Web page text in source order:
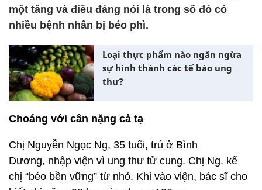
một tăng và điều đáng nói là trong số đó có
nhiều bệnh nhân bị béo phì.
Loại thực phẩm nào ngăn ngừa
sự hình thành các tế bào ung
thư?
Choáng với cân nặng cả tạ
Chị Nguyễn Ngọc Ng, 35 tuổi, trú ở Bình
Dương, nhập viện vì ung thư tử cung. Chị Ng. kể
chị “béo bền vững” từ nhỏ. Khi vào viện, bác sĩ cho